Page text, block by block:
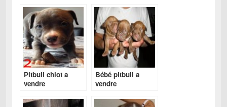
Pitbull chiot a
vendre
Bébé pitbull a
vendre